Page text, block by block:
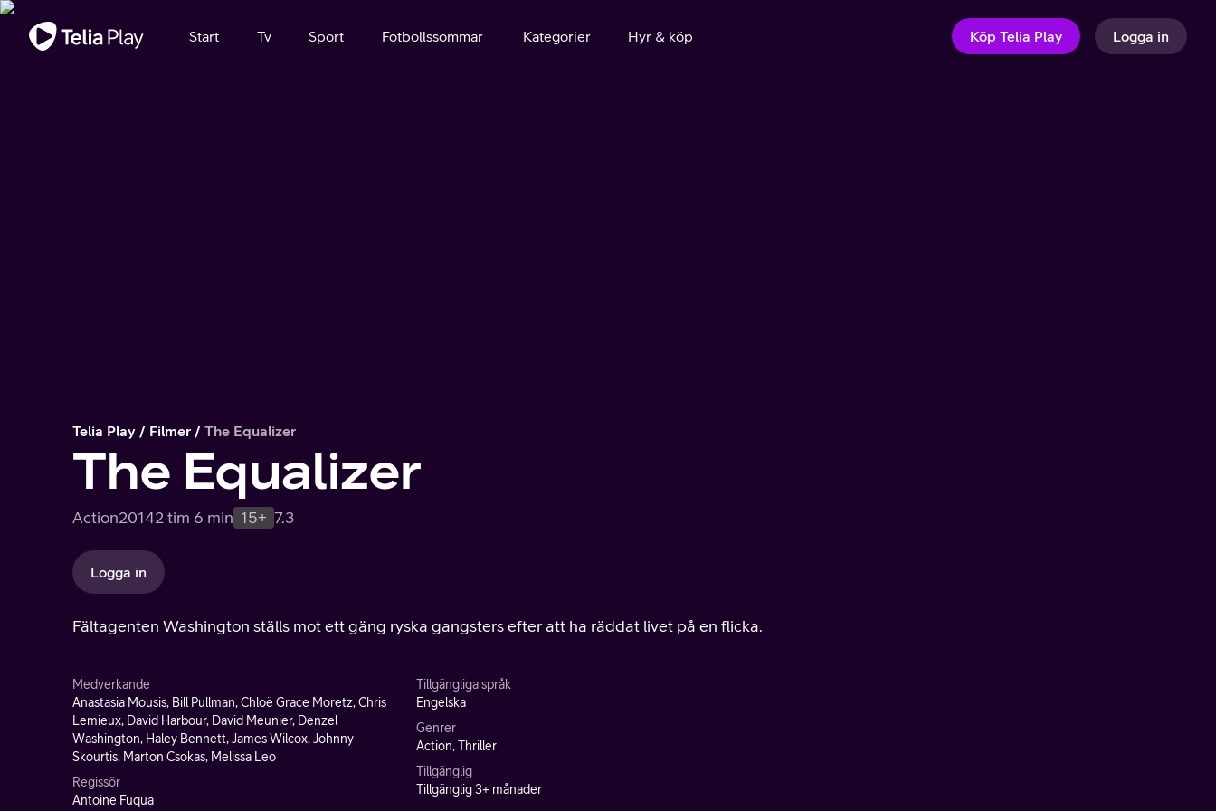
Viktigt meddelande
Start Tv Sport Fotbollssommar Kategorier Hyr & köp Köp Telia Play Logga in
Telia Play Filmer The Equalizer
The Equalizer
Action20142 tim 6 min 15+ 7.3
Logga in
Fältagenten Washington ställs mot ett gäng ryska gangsters efter att ha räddat livet på en flicka.
Medverkande
Anastasia Mousis, Bill Pullman, Chloë Grace Moretz, Chris
Lemieux, David Harbour, David Meunier, Denzel
Washington, Haley Bennett, James Wilcox, Johnny
Skourtis, Marton Csokas, Melissa Leo
Regissör
Antoine Fuqua
Tillgängliga språk
Engelska
Genrer
Action, Thriller
Tillgänglig
Tillgänglig 3+ månader